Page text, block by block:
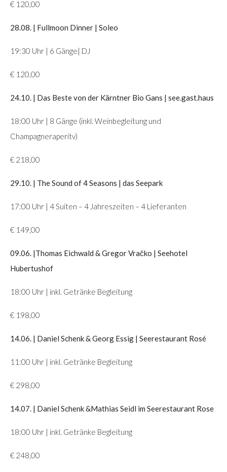
€ 120,00
28.08. | Fullmoon Dinner | Soleo
19:30 Uhr | 6 Gänge| DJ
€ 120,00
24.10. | Das Beste von der Kärntner Bio Gans | see.gast.haus
18:00 Uhr | 8 Gänge (inkl. Weinbegleitung und
Champagneraperitv)
€ 218,00
29.10. | The Sound of 4 Seasons | das Seepark
17:00 Uhr | 4 Suiten – 4 Jahreszeiten – 4 Lieferanten
€ 149,00
09.06. |Thomas Eichwald & Gregor Vračko | Seehotel
Hubertushof
18:00 Uhr | inkl. Getränke Begleitung
€ 198,00
14.06. | Daniel Schenk & Georg Essig | Seerestaurant Rosé
11:00 Uhr | inkl. Getränke Begleitung
€ 298,00
14.07. | Daniel Schenk &Mathias Seidl im Seerestaurant Rose
18:00 Uhr | inkl. Getränke Begleitung
€ 248,00